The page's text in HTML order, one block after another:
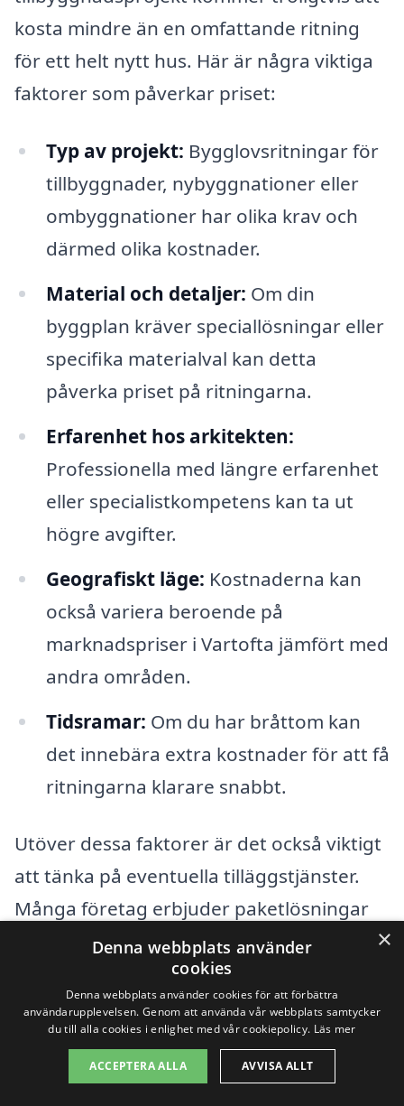
kosta mindre än en omfattande ritning
för ett helt nytt hus. Här är några viktiga
faktorer som påverkar priset:
Typ av projekt: Bygglovsritningar för
tillbyggnader, nybyggnationer eller
ombyggnationer har olika krav och
därmed olika kostnader.
Material och detaljer: Om din
byggplan kräver speciallösningar eller
specifika materialval kan detta
påverka priset på ritningarna.
Erfarenhet hos arkitekten:
Professionella med längre erfarenhet
eller specialistkompetens kan ta ut
högre avgifter.
Geografiskt läge: Kostnaderna kan
också variera beroende på
marknadspriser i Vartofta jämfört med
andra områden.
Tidsramar: Om du har bråttom kan
det innebära extra kostnader för att få
ritningarna klarare snabbt.
Utöver dessa faktorer är det också viktigt
att tänka på eventuella tilläggstjänster.
Många företag erbjuder paketlösningar
där du kan få hjälpen med inte bara
bygglovsritningar utan även andra
aspekter av byggprocessen, som
konstruktion och projektledning. Detta
kan ge en mer heltäckande service men
×
Denna webbplats använder
cookies
Denna webbplats använder cookies för att förbättra
användarupplevelsen. Genom att använda vår webbplats samtycker
du till alla cookies i enlighet med vår cookiepolicy. Läs mer
ACCEPTERA ALLA AVVISA ALLT